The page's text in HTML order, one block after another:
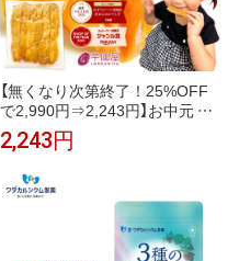
【無くなり次第終了！25%OFF
で2,990円⇒2,243円】お中元 ギ
フト 干し芋 茨城県産 紅はるか
訳あり 1kg 食べ物 和菓子 おや
つ 送料無料 国産 無添加 切り落
とし さつまいも スイーツ ダイ
エット お菓子 和スイーツ お祝
2,243円